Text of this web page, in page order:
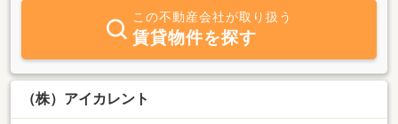
った」をサポートしていくメニューを充実させ、ビジネスの発展を
実現】総合受付によるフロントサービスや共用会議室・応接室を持
つ、広さより機能を追求した新しいコンセプトのオフィス「アイオ
ス」は好評を得ております。企業の立ち上げ段階でオフィス賃料の
負担をかけずに、新ビジネスにチャレンジしたい、クライアントへ
の行き来に便利なエリアにオフィスを構えたい、という多くの起業
この不動産会社が取り扱う
賃貸物件を探す
（株）アイカレント